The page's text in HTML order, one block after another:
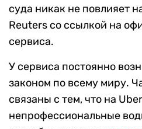
суда никак не повлияет
Reuters со ссылкой на
сервиса.
У сервиса постоянно
законом по всему миру.
связаны с тем, что на
непрофессиональные